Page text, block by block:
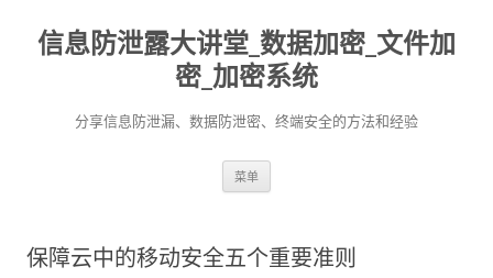
信息防泄露大讲堂_数据加密_文件加
密_加密系统
分享信息防泄漏、数据防泄密、终端安全的方法和经验
菜单
保障云中的移动安全五个重要准则